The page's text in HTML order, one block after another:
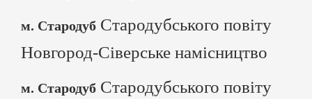
м. Стародуб Стародубського повіту
Новгород-Сіверське намісництво
м. Стародуб Стародубського повіту